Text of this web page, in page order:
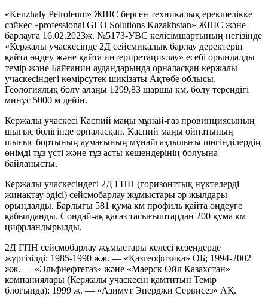
«Kenzhaly Petroleum» ЖШС берген техникалық ерекшелікке
сәйкес «professional GEO Solutions Kazakhstan» ЖШС және
барлауға 16.02.2023ж. №5173-УВС келісімшартының негізінде
«Кержалы учаскесінде 2Д сейсмикалық барлау деректерін
қайта өңдеу және қайта интерпретациялау» есебі орындалды
темір және Байғанин аудандарында орналасқан кержалы
учаскесіндегі көмірсутек шикізаты Ақтөбе облысы.
Геологиялық бөлу алаңы 1299,83 шаршы км, бөлу тереңдігі
минус 5000 м дейін.
Кержалы учаскесі Каспий маңы мұнай-газ провинциясының
шығыс бөлігінде орналасқан. Каспий маңы ойпатының
шығыс бортының аумағының мұнайгаздылығы шөгінділердің
өнімді тұз үсті және тұз асты кешендерінің болуына
байланысты.
Кержалы учаскесіндегі 2Д ГПН (горизонттық нүктелерді
жинақтау әдісі) сейсмобарлау жұмыстары әр жылдары
орындалды. Барлығы 581 қума км профиль қайта өңдеуге
қабылданды. Сондай-ақ қағаз тасығыштардан 200 қума км
цифрландырылды.
2Д ГПН сейсмобарлау жұмыстары келесі кезеңдерде
жүргізілді: 1985-1990 жж. — «Қазгеофизика» ӨБ; 1994-2002
жж. — «Эльфнефтегаз» және «Маерск Ойл Казахстан»
компаниялары (Кержалы учаскесін қамтитын Темір
блогында); 1999 ж. — «Азимут Энерджи Сервисез» АҚ.